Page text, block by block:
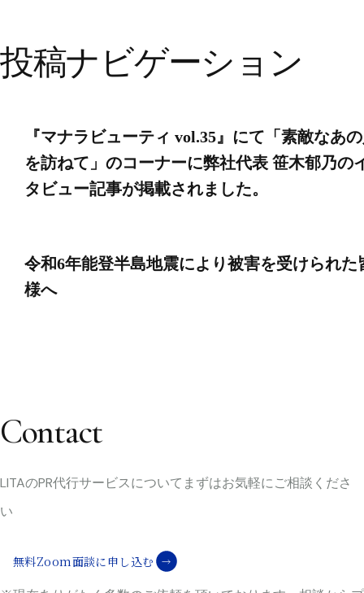
投稿ナビゲーション
『マナラビューティ vol.35』にて「素敵なあ
を訪ねて」のコーナーに弊社代表 笹木郁乃の
タビュー記事が掲載されました。
令和6年能登半島地震により被害を受けられた
様へ
Contact
LITAのPR代行サービスについて まずはお気軽にご相談くださ
い
無料Zoom面談に申し込む